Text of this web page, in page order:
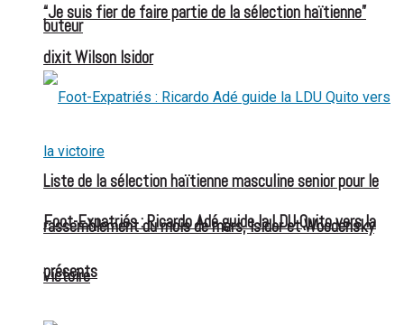
buteur
Foot-Expatriés : Ricardo Adé guide la LDU Quito vers la
victoire
“Je suis fier de faire partie de la sélection haïtienne”
dixit Wilson Isidor
Liste de la sélection haïtienne masculine senior pour le
rassemblement du mois de mars, Isidor et Woodensky
présents